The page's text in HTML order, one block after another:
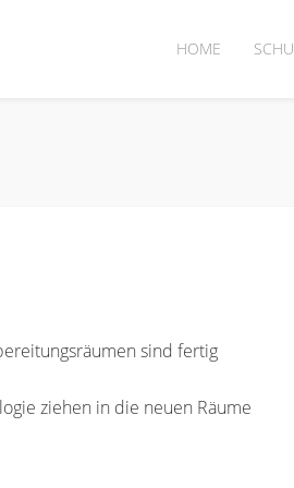
HOME
sind fertig
ziehen in die neuen Räume